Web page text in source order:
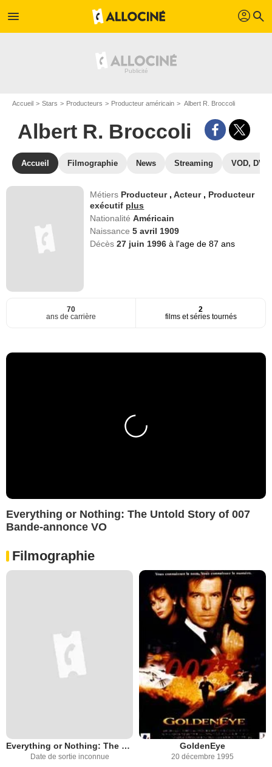
menu profil search
Accueil Stars Producteurs Producteur américain Albert R. Broccoli
Albert R. Broccoli
Accueil Filmographie News Streaming VOD, DVD
Métiers Producteur ,Acteur , Producteur
exécutif plus
NationalitéAméricain
Naissance5 avril 1909
Décès27 juin 1996à l'age de 87 ans
70
ans de carrière
2
films et séries tournés
Everything or Nothing: The Untold Story of 007
Bande-annonce VO
Filmographie
Everything or Nothing: The Untold Story of 007
Date de sortie inconnue
GoldenEye
20 décembre 1995